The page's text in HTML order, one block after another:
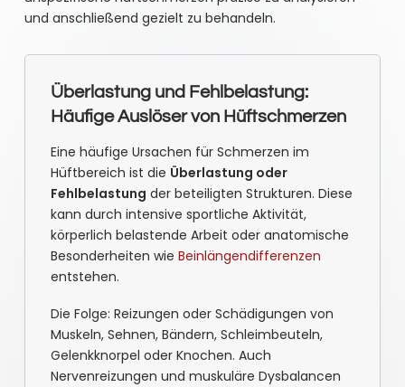
und anschließend gezielt zu behandeln.
Überlastung und Fehlbelastung:
Häufige Auslöser von Hüftschmerzen
Eine häufige Ursachen für Schmerzen im
Hüftbereich ist die Überlastung oder
Fehlbelastung der beteiligten Strukturen. Diese
kann durch intensive sportliche Aktivität,
körperlich belastende Arbeit oder anatomische
Besonderheiten wie Beinlängendifferenzen
entstehen.
Die Folge: Reizungen oder Schädigungen von
Muskeln, Sehnen, Bändern, Schleimbeuteln,
Gelenkknorpel oder Knochen. Auch
Nervenreizungen und muskuläre Dysbalancen